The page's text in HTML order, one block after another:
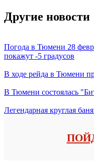
Другие новости
Погода в Тюмени 28
покажут -5 градусов
В ходе рейда в Тюмени
В Тюмени состоялась
Легендарная круглая